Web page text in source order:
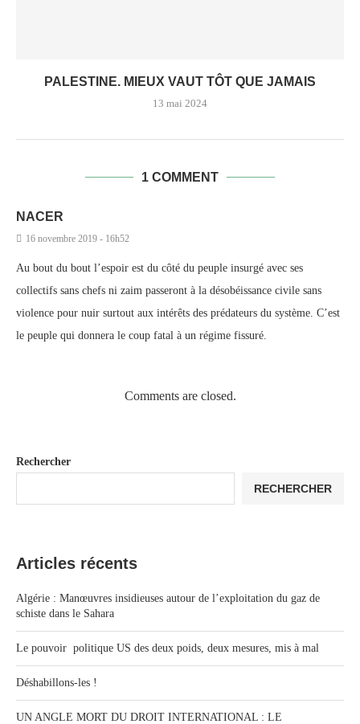
PALESTINE. MIEUX VAUT TÔT QUE JAMAIS
13 mai 2024
1 COMMENT
NACER
16 novembre 2019 - 16h52
Au bout du bout l’espoir est du côté du peuple insurgé avec ses
collectifs sans chefs ni zaim passeront à la désobéissance civile sans
violence pour nuir surtout aux intérêts des prédateurs du système. C’est
le peuple qui donnera le coup fatal à un régime fissuré.
Comments are closed.
Rechercher
RECHERCHER
Articles récents
Algérie : Manœuvres insidieuses autour de l’exploitation du gaz de
schiste dans le Sahara
Le pouvoir politique US des deux poids, deux mesures, mis à mal
Déshabillons-les !
UN ANGLE MORT DU DROIT INTERNATIONAL : LE